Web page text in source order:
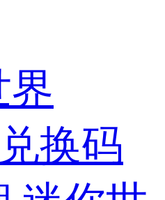
界
换码